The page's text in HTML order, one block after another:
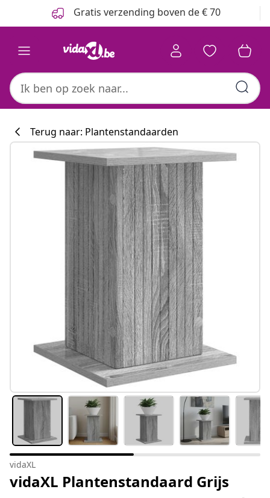
Gratis verzending boven de € 70
Terug naar: Plantenstandaarden
vidaXL
vidaXL Plantenstandaard Grijs